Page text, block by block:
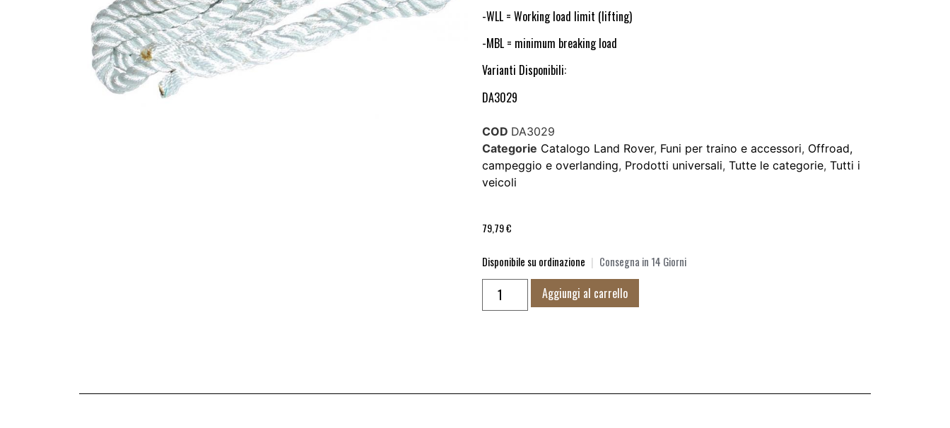
-WLL = Working load limit (lifting)
-MBL = minimum breaking load
Varianti Disponibili:
DA3029
COD DA3029
Categorie Catalogo Land Rover, Funi per traino e accessori, Offroad,
campeggio e overlanding, Prodotti universali, Tutte le categorie, Tutti i
veicoli
79,79€
Disponibile su ordinazione | Consegna in 14 Giorni
Aggiungi al carrello